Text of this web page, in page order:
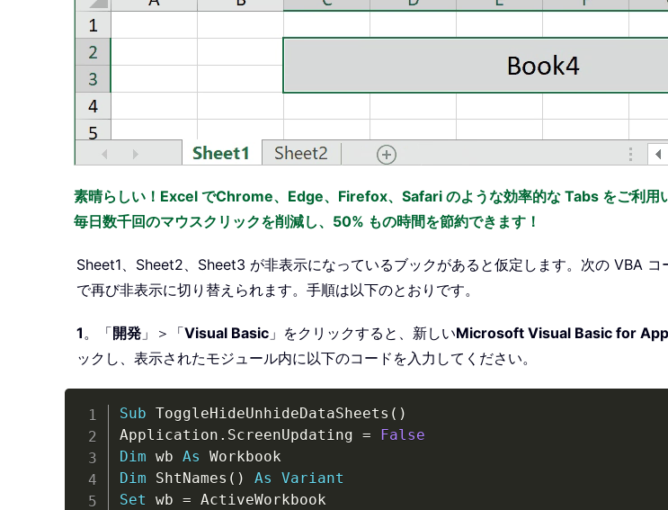
素晴らしい！Excel でChrome、Edge、Firefox、Safari のような効率的な Tabs をご利用
毎日数千回のマウスクリックを削減し、50% もの時間を節約できます！
Sheet1、Sheet2、Sheet3 が非表示になっているブックがあると仮定します。次の VBA
で再び非表示に切り替えられます。手順は以下のとおりです。
1。「開発 」＞「Visual Basic 」をクリックすると、新しいMicrosoft Visual Basic for
ックし、表示されたモジュール内に以下のコードを入力してください。
Sub ToggleHideUnhideDataSheets ( )
Application . ScreenUpdating =
False
Dim wb As
Dim ShtNames ( ) As
Variant
Set wb = ActiveWorkbook